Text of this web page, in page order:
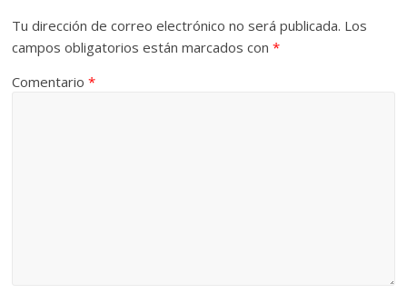
Tu dirección de correo electrónico no será publicada. Los
campos obligatorios están marcados con*
Comentario*